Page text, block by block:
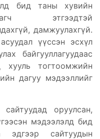
бид таны хувийн
этгээдтэй
дамжуулахгүй.
үүссэн эсхүл
байгууллагуудаас
хууль тогтоомжийн
дагуу мэдээллийг
оруулсан,
мэдээлэлд бид
эдгээр сайтуудын